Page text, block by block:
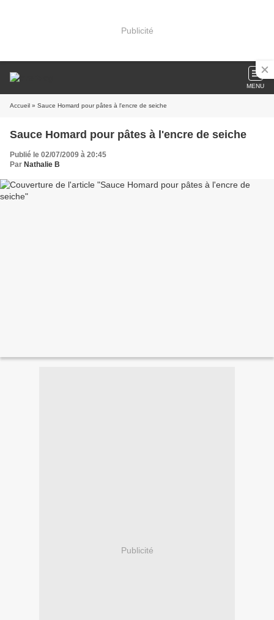
Publicité
MENU
Accueil » Sauce Homard pour pâtes à l'encre de seiche
Sauce Homard pour pâtes à l'encre de seiche
Publié le 02/07/2009 à 20:45
Par Nathalie B
Publicité